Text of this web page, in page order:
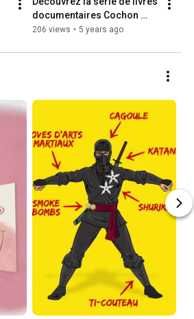
documentaires Cochon
Dingue !
206 views • 5 years ago